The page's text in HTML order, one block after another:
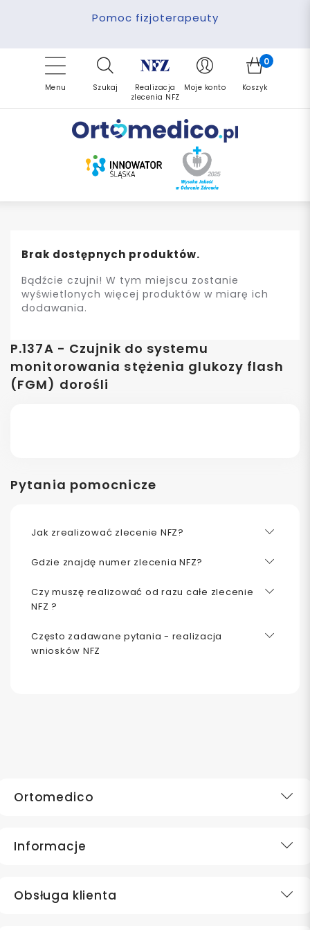
Darmowa dostawa
Pomoc fizjoterapeuty
Finansowanie PFRON
Refundacja NFZ
Zrealizuj zlecenie ponownie
Menu Szukaj
Realizacja
zlecenia NFZ
Moje konto
0
Koszyk
P.137A - Czujnik do systemu
monitorowania stężenia glukozy flash
(FGM) dorośli
Brak dostępnych produktów.
Bądźcie czujni! W tym miejscu zostanie
wyświetlonych więcej produktów w miarę ich
dodawania.
Pytania pomocnicze
Jak zrealizować zlecenie NFZ?
Gdzie znajdę numer zlecenia NFZ?
Czy muszę realizować od razu całe zlecenie
NFZ ?
Często zadawane pytania - realizacja
wniosków NFZ
Ortomedico
Informacje
Obsługa klienta